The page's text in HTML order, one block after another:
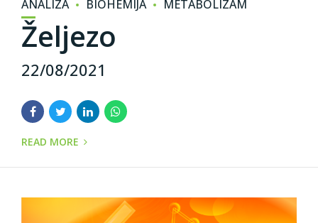
ANALIZA BIOHEMIJA METABOLIZAM
Željezo
22/08/2021
READ MORE